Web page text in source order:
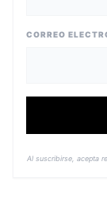
CORREO
Al suscribirse, acepta